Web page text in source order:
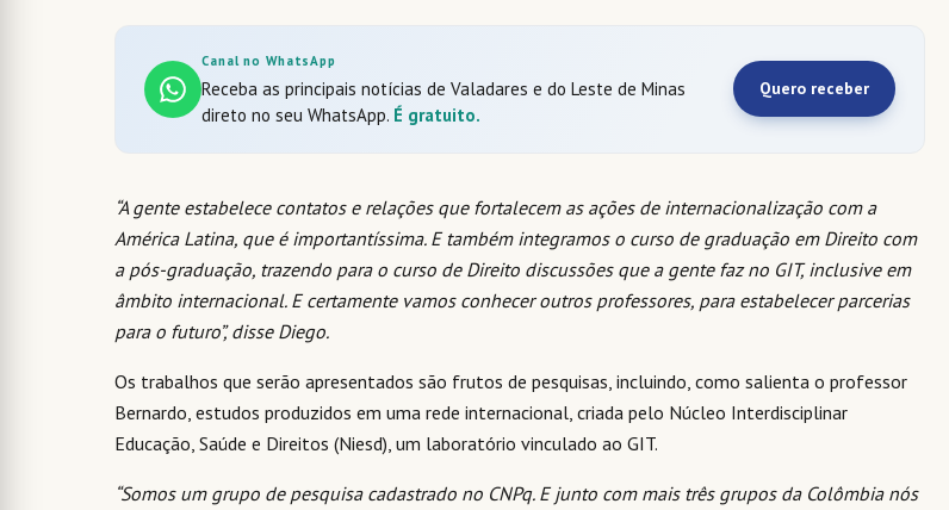
Canal no WhatsApp
Receba as principais notícias de Valadares e do Leste de Minas
direto no seu WhatsApp. É gratuito.
Quero receber
“A gente estabelece contatos e relações que fortalecem as ações de internacionalização com a
América Latina, que é importantíssima. E também integramos o curso de graduação em Direito com
a pós-graduação, trazendo para o curso de Direito discussões que a gente faz no GIT, inclusive em
âmbito internacional. E certamente vamos conhecer outros professores, para estabelecer parcerias
para o futuro”, disse Diego.
Os trabalhos que serão apresentados são frutos de pesquisas, incluindo, como salienta o professor
Bernardo, estudos produzidos em uma rede internacional, criada pelo Núcleo Interdisciplinar
Educação, Saúde e Direitos (Niesd), um laboratório vinculado ao GIT.
“Somos um grupo de pesquisa cadastrado no CNPq. E junto com mais três grupos da Colômbia nós